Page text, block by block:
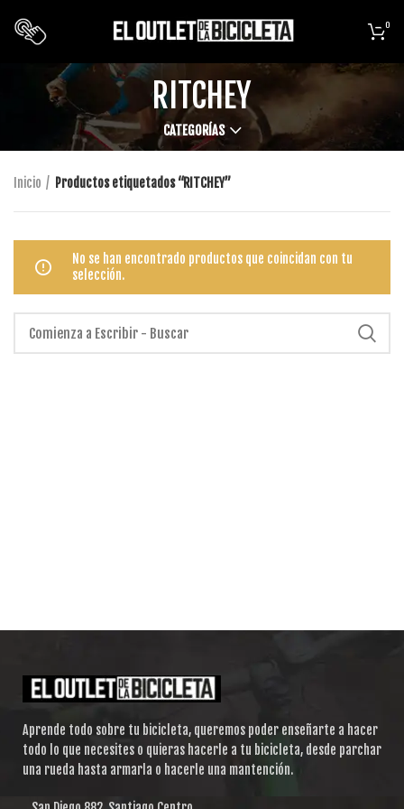
0
RITCHEY
CATEGORÍAS
Inicio Productos etiquetados “RITCHEY”
No se han encontrado productos que coincidan con tu
selección.
Aprende todo sobre tu bicicleta, queremos poder enseñarte a hacer
todo lo que necesites o quieras hacerle a tu bicicleta, desde parchar
una rueda hasta armarla o hacerle una mantención.